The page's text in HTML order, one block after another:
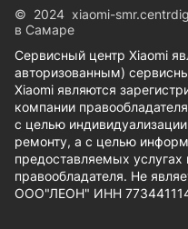
© 2024 xiaomi-
в Самаре
Сервисный центр Xiaomi
авторизованным)
Xiaomi являются
компании
с целью
ремонту, а с целью
предоставляемых услугах
правообладателя. Не
ООО"ЛЕОН" ИНН